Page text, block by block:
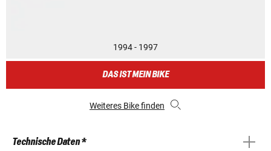
1994 - 1997
DAS IST MEIN BIKE
Weiteres Bike finden
Technische Daten *